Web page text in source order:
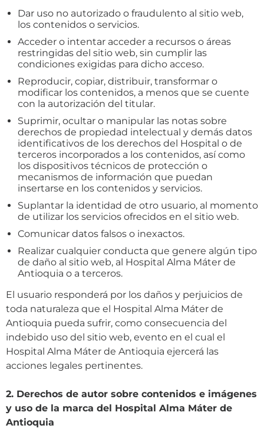
Dar uso no autorizado o fraudulento al sitio web,
los contenidos o servicios.
Acceder o intentar acceder a recursos o áreas
restringidas del sitio web, sin cumplir las
condiciones exigidas para dicho acceso.
Reproducir, copiar, distribuir, transformar o
modificar los contenidos, a menos que se cuente
con la autorización del titular.
Suprimir, ocultar o manipular las notas sobre
derechos de propiedad intelectual y demás datos
identificativos de los derechos del Hospital o de
terceros incorporados a los contenidos, así como
los dispositivos técnicos de protección o
mecanismos de información que puedan
insertarse en los contenidos y servicios.
Suplantar la identidad de otro usuario, al momento
de utilizar los servicios ofrecidos en el sitio web.
Comunicar datos falsos o inexactos.
Realizar cualquier conducta que genere algún tipo
de daño al sitio web, al Hospital Alma Máter de
Antioquia o a terceros.
El usuario responderá por los daños y perjuicios de
toda naturaleza que el Hospital Alma Máter de
Antioquia pueda sufrir, como consecuencia del
indebido uso del sitio web, evento en el cual el
Hospital Alma Máter de Antioquia ejercerá las
acciones legales pertinentes.
2. Derechos de autor sobre contenidos e imágenes
y uso de la marca del Hospital Alma Máter de
Antioquia